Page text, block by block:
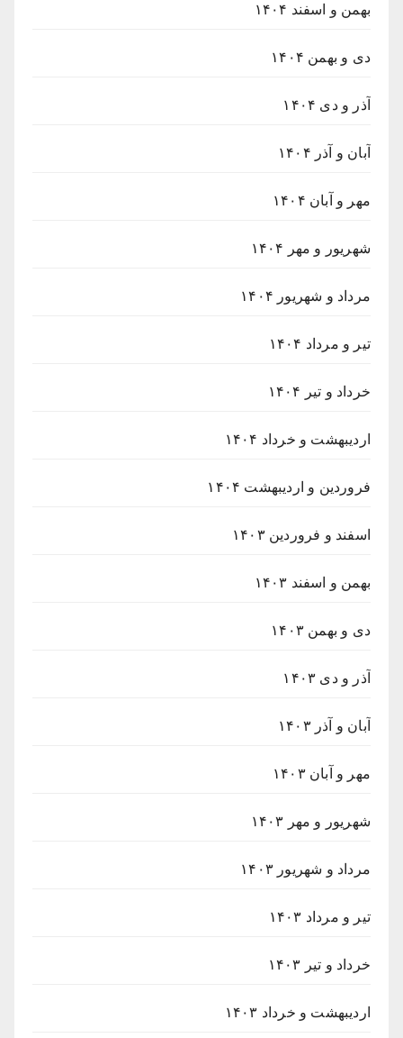
بهمن و اسفند ۱۴۰۴
دی و بهمن ۱۴۰۴
آذر و دی ۱۴۰۴
آبان و آذر ۱۴۰۴
مهر و آبان ۱۴۰۴
شهریور و مهر ۱۴۰۴
مرداد و شهریور ۱۴۰۴
تیر و مرداد ۱۴۰۴
خرداد و تیر ۱۴۰۴
اردیبهشت و خرداد ۱۴۰۴
فروردین و اردیبهشت ۱۴۰۴
اسفند و فروردین ۱۴۰۳
بهمن و اسفند ۱۴۰۳
دی و بهمن ۱۴۰۳
آذر و دی ۱۴۰۳
آبان و آذر ۱۴۰۳
مهر و آبان ۱۴۰۳
شهریور و مهر ۱۴۰۳
مرداد و شهریور ۱۴۰۳
تیر و مرداد ۱۴۰۳
خرداد و تیر ۱۴۰۳
اردیبهشت و خرداد ۱۴۰۳